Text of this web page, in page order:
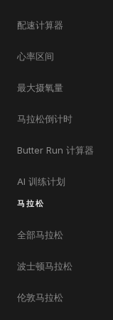
配速计算器
心率区间
最大摄氧量
马拉松倒计时
Butter Run 计算器
AI 训练计划
马拉松
全部马拉松
波士顿马拉松
伦敦马拉松